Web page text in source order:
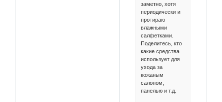
заметно, хотя
периодически и
протираю
влажными
салфетками.
Поделитесь, кто
какие средства
использует для
ухода за
кожаным
салоном,
панелью и т.д.